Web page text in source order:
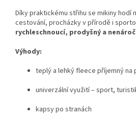
Díky praktickému střihu se mikiny hodí
cestování, procházky v přírodě i
rychleschnoucí, prodyšný a
Výhody:
teplý a lehký fleece příjemný na
univerzální využití – sport,
kapsy po stranách